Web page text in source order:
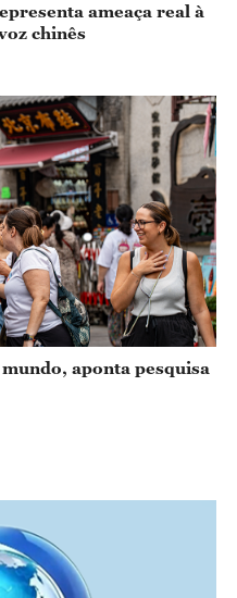
ameaça real à
chinês
aponta pesquisa